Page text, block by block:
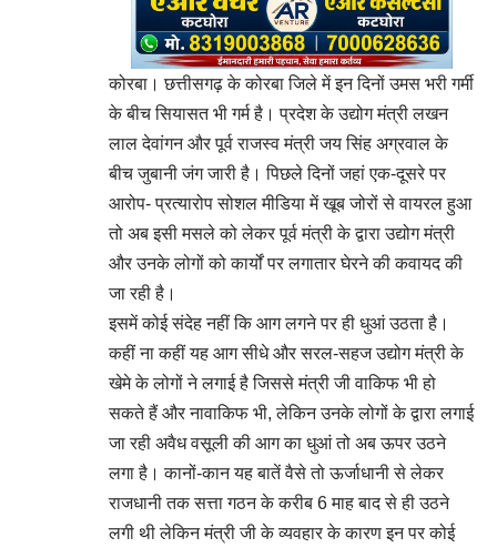
कोरबा। छत्तीसगढ़ के कोरबा जिले में इन दिनों उमस भरी गर्मी
के बीच सियासत भी गर्म है। प्रदेश के उद्योग मंत्री लखन
लाल देवांगन और पूर्व राजस्व मंत्री जय सिंह अग्रवाल के
बीच जुबानी जंग जारी है। पिछले दिनों जहां एक-दूसरे पर
आरोप- प्रत्यारोप सोशल मीडिया में खूब जोरों से वायरल हुआ
तो अब इसी मसले को लेकर पूर्व मंत्री के द्वारा उद्योग मंत्री
और उनके लोगों को कार्यों पर लगातार घेरने की कवायद की
जा रही है।
इसमें कोई संदेह नहीं कि आग लगने पर ही धुआं उठता है।
कहीं ना कहीं यह आग सीधे और सरल-सहज उद्योग मंत्री के
खेमे के लोगों ने लगाई है जिससे मंत्री जी वाकिफ भी हो
सकते हैं और नावाकिफ भी, लेकिन उनके लोगों के द्वारा लगाई
जा रही अवैध वसूली की आग का धुआं तो अब ऊपर उठने
लगा है। कानों-कान यह बातें वैसे तो ऊर्जाधानी से लेकर
राजधानी तक सत्ता गठन के करीब 6 माह बाद से ही उठने
लगी थी लेकिन मंत्री जी के व्यवहार के कारण इन पर कोई